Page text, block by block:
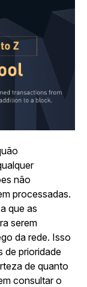
não
processadas.
que as
serem
da rede. Isso
de prioridade
de quanto
consultar o